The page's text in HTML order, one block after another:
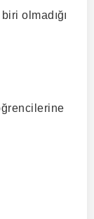
olmadığı